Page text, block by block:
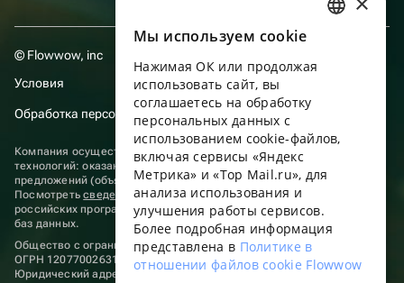
© Flowwow, inc
Условия
Обработка персональных данных
Компания осуществляет деятельность в области информационных
технологий: оказание услуг в сети “Интернет” по размещению
предложений (объявлений) продавцов о реализации товаров.
Посмотретьсведения о программах, включенных в реестр
российских программ для электронных вычислительных машин и
баз данных.
Общество с ограниченной ответственностью «ФЛАУВАУ»
ОГРН 1207700263198, ИНН 9702020445
Юридический адрес: г. Москва, вн.тер. г. Муниципальный округ
ENGLISH
UKRAINIAN
PORTUGUESE
FRENCH
Мы используем сookie
Нажимая ОК или продолжая
использовать сайт, вы
соглашаетесь на обработку
персональных данных с
использованием cookie-файлов,
включая сервисы «Яндекс
Метрика» и «Top Mail.ru», для
анализа использования и
улучшения работы сервисов.
Более подробная информация
представлена в Политике в
отношении файлов cookie Flowwow